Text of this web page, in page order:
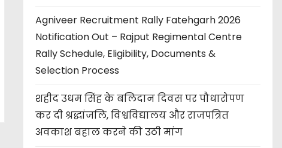
Agniveer Recruitment Rally Fatehgarh 2026
Notification Out – Rajput Regimental Centre
Rally Schedule, Eligibility, Documents &
Selection Process
शहीद उधम सिंह के बलिदान दिवस पर पौधारोपण
कर दी श्रद्धांजलि, विश्वविद्यालय और राजपत्रित
अवकाश बहाल करने की उठी मांग